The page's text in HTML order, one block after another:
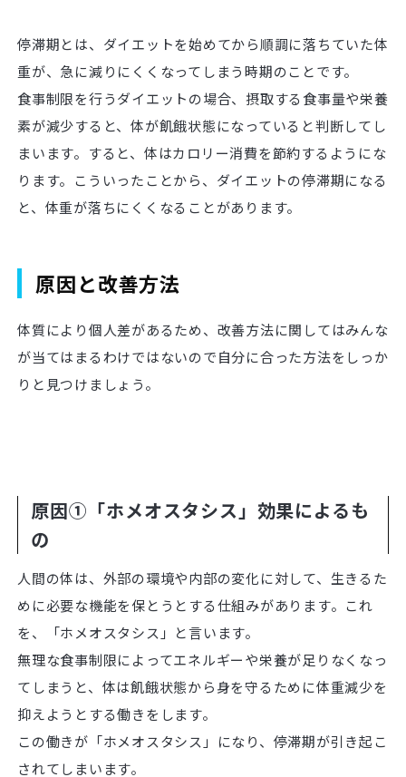
停滞期とは、ダイエットを始めてから順調に落ちていた体
重が、急に減りにくくなってしまう時期のことです。
食事制限を行うダイエットの場合、摂取する食事量や栄養
素が減少すると、体が飢餓状態になっていると判断してし
まいます。すると、体はカロリー消費を節約するようにな
ります。こういったことから、ダイエットの停滞期になる
と、体重が落ちにくくなることがあります。
原因と改善方法
体質により個人差があるため、改善方法に関してはみんな
が当てはまるわけではないので自分に合った方法をしっか
りと見つけましょう。
原因①「ホメオスタシス」効果によるも
の
人間の体は、外部の環境や内部の変化に対して、生きるた
めに必要な機能を保とうとする仕組みがあります。これ
を、「ホメオスタシス」と言います。
無理な食事制限によってエネルギーや栄養が足りなくなっ
てしまうと、体は飢餓状態から身を守るために体重減少を
抑えようとする働きをします。
この働きが「ホメオスタシス」になり、停滞期が引き起こ
されてしまいます。